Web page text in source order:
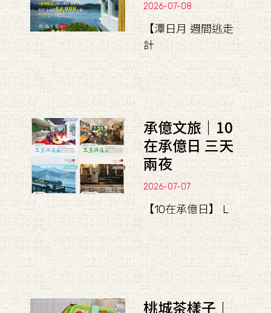
2026-07-08
【潭日月 週間逃走
計
承億文旅｜10
在承億日 三天
兩夜
2026-07-07
【10在承億日】 L
桃城茶樣子︱